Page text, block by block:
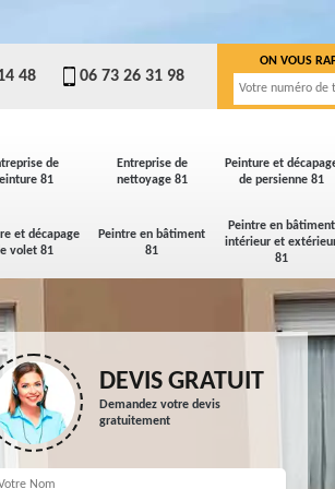
de
81
Entreprise de
nettoyage 81
Peinture et
de persienne 81
et décapage
volet 81
Peintre en bâtiment
81
Peintre en bâtiment
intérieur et
81
48 06 73 26 31 98
ON VOUS
DEVIS GRATUIT
Demandez votre devis
gratuitement